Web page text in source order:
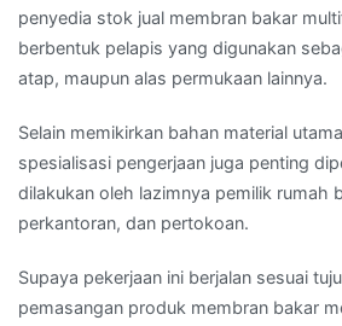
penyedia stok jual membran bakar
berbentuk pelapis yang digunakan
atap, maupun alas permukaan lainnya.
Selain memikirkan bahan material
spesialisasi pengerjaan juga penting
dilakukan oleh lazimnya pemilik rumah
perkantoran, dan pertokoan.
Supaya pekerjaan ini berjalan sesuai
pemasangan produk membran bakar